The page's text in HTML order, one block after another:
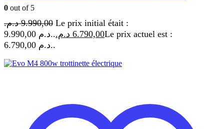
0 out of 5
9.990,00 د.م.
Le prix initial était :
9.990,00 د.م..
6.790,00 د.م.
Le prix actuel est :
6.790,00 د.م..